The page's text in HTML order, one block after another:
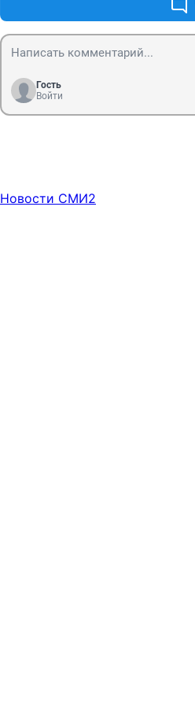
Гость
Войти
Новости СМИ2